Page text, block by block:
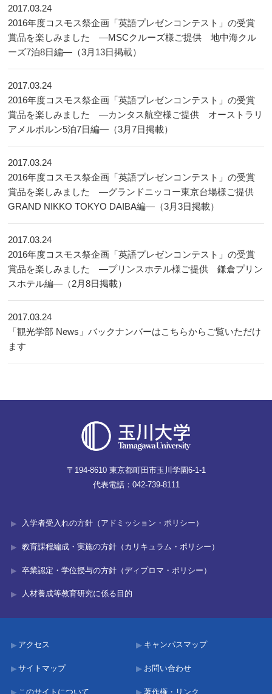
2017.03.24
2016年度コスモス祭企画「英語プレゼンコンテスト」の受賞
賞品を楽しみました ―MSCクルーズ様ご提供 地中海クル
ーズ7泊8日編―（3月13日掲載）
2017.03.24
2016年度コスモス祭企画「英語プレゼンコンテスト」の受賞
賞品を楽しみました ―カンタス航空様ご提供 オーストラリ
アメルボルン5泊7日編―（3月7日掲載）
2017.03.24
2016年度コスモス祭企画「英語プレゼンコンテスト」の受賞
賞品を楽しみました ―グランドニッコー東京台場様ご提供
GRAND NIKKO TOKYO DAIBA編―（3月3日掲載）
2017.03.24
2016年度コスモス祭企画「英語プレゼンコンテスト」の受賞
賞品を楽しみました ―プリンスホテル様ご提供 鎌倉プリン
スホテル編―（2月8日掲載）
2017.03.24
「観光学部 News」バックナンバーはこちらからご覧いただけ
ます
〒194-8610 東京都町田市玉川学園6-1-1
代表電話：042-739-8111
入学者受入れの方針（アドミッション・ポリシー）
教育課程編成・実施の方針（カリキュラム・ポリシー）
卒業認定・学位授与の方針（ディプロマ・ポリシー）
人材養成等教育研究に係る目的
アクセス キャンパスマップ
サイトマップ お問い合わせ
このサイトについて 著作権・リンク